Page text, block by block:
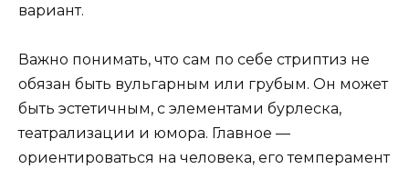
вариант.
Важно понимать, что сам по себе стриптиз не
обязан быть вульгарным или грубым. Он может
быть эстетичным, с элементами бурлеска,
театрализации и юмора. Главное —
ориентироваться на человека, его темперамент